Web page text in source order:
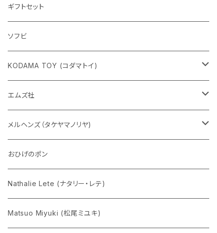
ギフトセット
ソフビ
KODAMA TOY (コダマトイ)
チャーミーちゃん
五型動物
Eddie パンダ
エムズ社
デコちゃん
クマちゃん
メルヘンズ（タケヤマノリヤ)
ケロペチーノ
おひげのポン
Nathalie Lete (ナタリー・レテ)
Matsuo Miyuki (松尾ミユキ)